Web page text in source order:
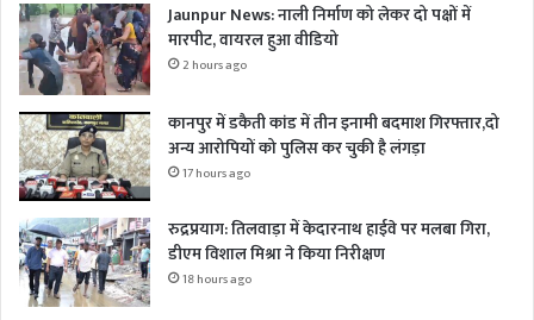
Jaunpur News: नाली निर्माण को लेकर दो पक्षों में
मारपीट, वायरल हुआ वीडियो
2 hours ago
कानपुर में डकैती कांड में तीन इनामी बदमाश गिरफ्तार,दो
अन्य आरोपियों को पुलिस कर चुकी है लंगड़ा
17 hours ago
रुद्रप्रयाग: तिलवाड़ा में केदारनाथ हाईवे पर मलबा गिरा,
डीएम विशाल मिश्रा ने किया निरीक्षण
18 hours ago